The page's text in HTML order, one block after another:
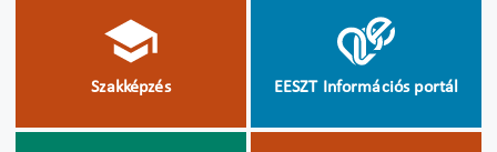
Szakképzés EESZT Információs portál